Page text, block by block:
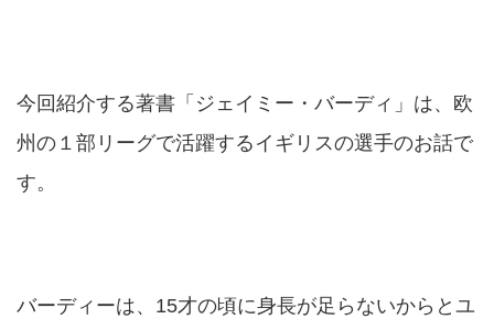
今回紹介する著書「ジェイミー・バーディ」は、欧
州の１部リーグで活躍するイギリスの選手のお話で
す。
バーディーは、15才の頃に身長が足らないからとユ